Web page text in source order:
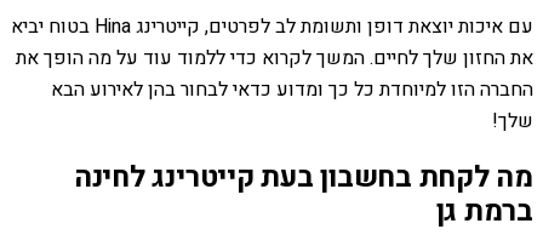
עם איכות יוצאת דופן ותשומת לב לפרטים, קייטרינג Hina בטוח יביא
את החזון שלך לחיים. המשך לקרוא כדי ללמוד עוד על מה הופך את
החברה הזו למיוחדת כל כך ומדוע כדאי לבחור בהן לאירוע הבא
שלך!
מה לקחת בחשבון בעת קייטרינג לחינה
ברמת גן